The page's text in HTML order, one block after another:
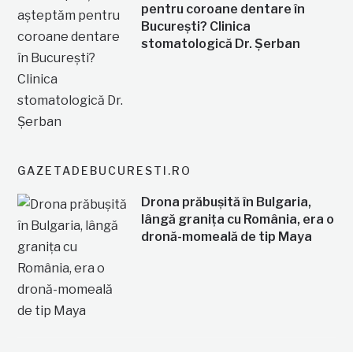
pentru coroane dentare în
București? Clinica
stomatologică Dr. Șerban
GAZETADEBUCURESTI.RO
Drona prăbușită în Bulgaria,
lângă granița cu România, era o
dronă-momeală de tip Maya